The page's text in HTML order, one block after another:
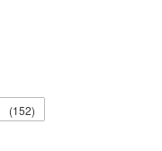
(152)